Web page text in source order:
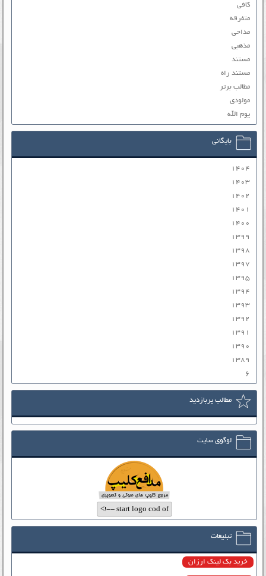
کافی
متفرقه
مداحی
مذهبی
مستند
مستند راه
مطالب برتر
مولودی
یوم الله
بایگانی
۱۴۰۴
۱۴۰۳
۱۴۰۲
۱۴۰۱
۱۴۰۰
۱۳۹۹
۱۳۹۸
۱۳۹۷
۱۳۹۵
۱۳۹۴
۱۳۹۳
۱۳۹۲
۱۳۹۱
۱۳۹۰
۱۳۸۹
۶
مطالب پربازدید
لوگوی سایت
تبلیغات
خرید بک لینک ارزان